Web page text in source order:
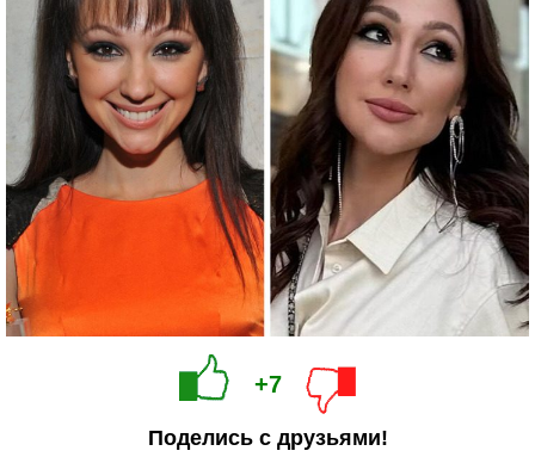
+7
Поделись с друзьями!